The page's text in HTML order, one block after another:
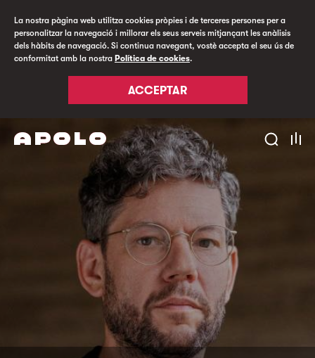
La nostra pàgina web utilitza cookies pròpies i de terceres persones per a
personalitzar la navegació i millorar els seus serveis mitjançant les anàlisis
dels hàbits de navegació. Si continua navegant, vostè accepta el seu ús de
conformitat amb la nostra Política de cookies.
ACCEPTAR